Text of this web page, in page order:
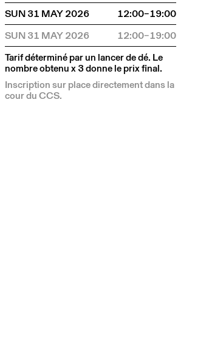
SUN 31 MAY 2026
12:00–19:00
SUN 31 MAY 2026
12:00–19:00
Tarif déterminé par un lancer de dé. Le
nombre obtenu x 3 donne le prix final.
Inscription sur place directement dans la
cour du CCS.